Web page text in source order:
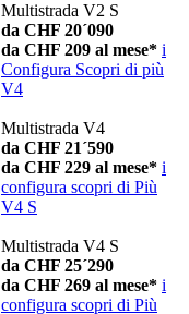
Multistrada V2 S
da CHF 20´090
da CHF 209 al mese* i
Configura Scopri di più
V4
Multistrada V4
da CHF 21´590
da CHF 229 al mese* i
configura scopri di Più
V4 S
Multistrada V4 S
da CHF 25´290
da CHF 269 al mese* i
configura scopri di Più